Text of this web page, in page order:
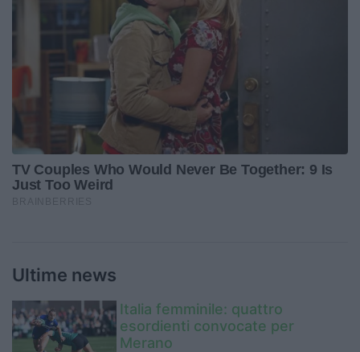
Ultime news
Italia femminile: quattro
esordienti convocate per
Merano